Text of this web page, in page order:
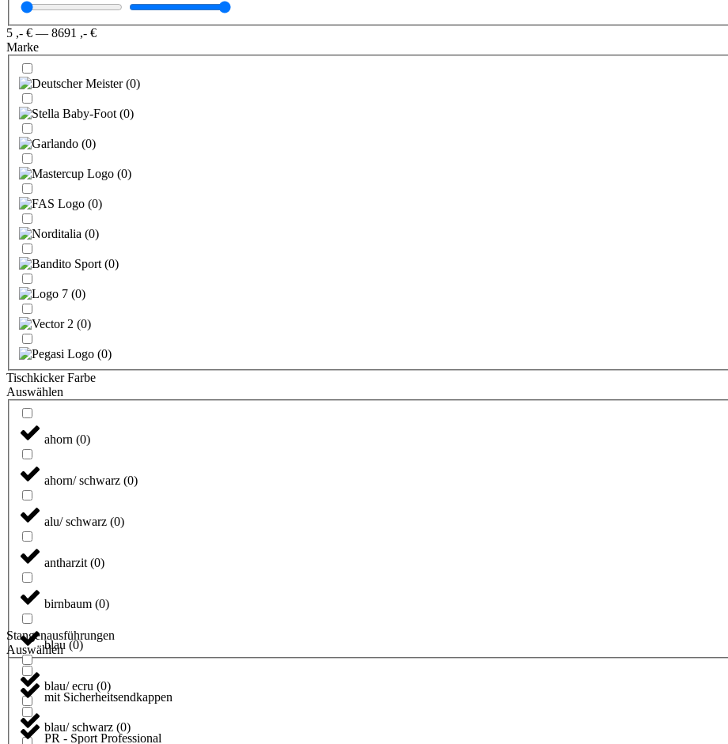
5 ,- € — 8691 ,- €
Marke
(0)
(0)
(0)
(0)
(0)
(0)
(0)
(0)
(0)
(0)
Tischkicker Farbe
Auswählen
ahorn (0)
ahorn/ schwarz (0)
alu/ schwarz (0)
antharzit (0)
birnbaum (0)
blau (0)
blau/ ecru (0)
blau/ schwarz (0)
Stangenausführungen
Auswählen
mit Sicherheitsendkappen
PR - Sport Professional